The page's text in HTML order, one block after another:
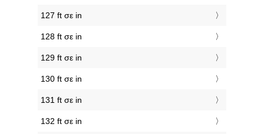
127 ft σε in
128 ft σε in
129 ft σε in
130 ft σε in
131 ft σε in
132 ft σε in